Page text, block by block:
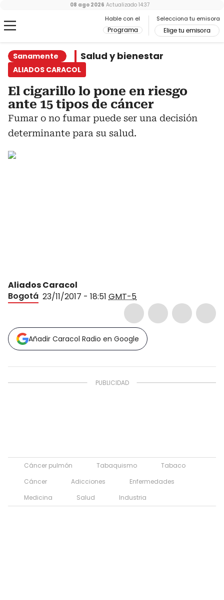
Hable con el
Programa
Selecciona tu emisora
Elige tu emisora
08 ago 2026 Actualizado 14:37
Sanamente Salud y bienestar
ALIADOS CARACOL
El cigarillo lo pone en riesgo
ante 15 tipos de cáncer
Fumar o no fumar puede ser una decisión
determinante para su salud.
Aliados Caracol
Bogotá 23/11/2017 - 18:51 GMT-5
Añadir Caracol Radio en Google
Cáncer pulmón Tabaquismo
Tabaco
Cáncer
Adicciones
Enfermedades
Medicina
Salud Industria